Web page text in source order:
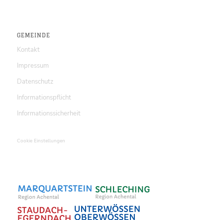
GEMEINDE
Kontakt
Impressum
Datenschutz
Informationspflicht
Informationssicherheit
Cookie Einstellungen